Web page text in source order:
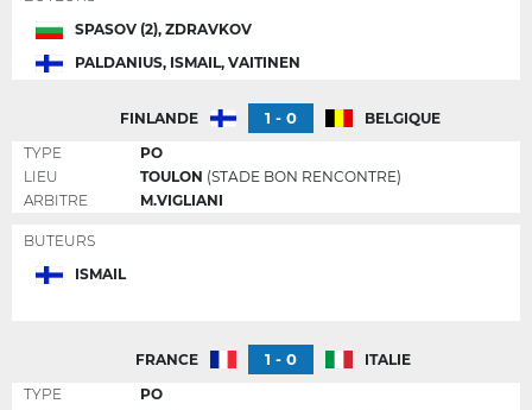
SPASOV (2), ZDRAVKOV
PALDANIUS, ISMAIL, VAITINEN
FINLANDE 1 - 0
BELGIQUE
TYPE
PO
LIEU
TOULON (STADE BON RENCONTRE)
ARBITRE
M.VIGLIANI
BUTEURS
ISMAIL
FRANCE 1 - 0
ITALIE
TYPE
PO